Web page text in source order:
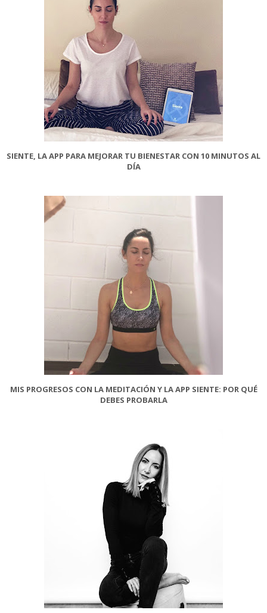
SIENTE, LA APP PARA MEJORAR TU BIENESTAR CON 10 MINUTOS AL
DÍA
MIS PROGRESOS CON LA MEDITACIÓN Y LA APP SIENTE: POR QUÉ
DEBES PROBARLA